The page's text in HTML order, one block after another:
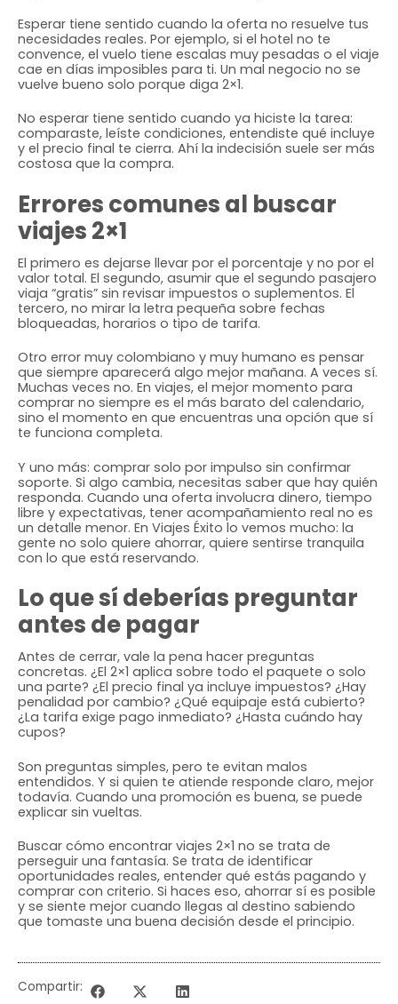
Esperar tiene sentido cuando la oferta no resuelve tus
necesidades reales. Por ejemplo, si el hotel no te
convence, el vuelo tiene escalas muy pesadas o el viaje
cae en días imposibles para ti. Un mal negocio no se
vuelve bueno solo porque diga 2×1.
No esperar tiene sentido cuando ya hiciste la tarea:
comparaste, leíste condiciones, entendiste qué incluye
y el precio final te cierra. Ahí la indecisión suele ser más
costosa que la compra.
Errores comunes al buscar
viajes 2×1
El primero es dejarse llevar por el porcentaje y no por el
valor total. El segundo, asumir que el segundo pasajero
viaja “gratis” sin revisar impuestos o suplementos. El
tercero, no mirar la letra pequeña sobre fechas
bloqueadas, horarios o tipo de tarifa.
Otro error muy colombiano y muy humano es pensar
que siempre aparecerá algo mejor mañana. A veces sí.
Muchas veces no. En viajes, el mejor momento para
comprar no siempre es el más barato del calendario,
sino el momento en que encuentras una opción que sí
te funciona completa.
Y uno más: comprar solo por impulso sin confirmar
soporte. Si algo cambia, necesitas saber que hay quién
responda. Cuando una oferta involucra dinero, tiempo
libre y expectativas, tener acompañamiento real no es
un detalle menor. En Viajes Éxito lo vemos mucho: la
gente no solo quiere ahorrar, quiere sentirse tranquila
con lo que está reservando.
Lo que sí deberías preguntar
antes de pagar
Antes de cerrar, vale la pena hacer preguntas
concretas. ¿El 2×1 aplica sobre todo el paquete o solo
una parte? ¿El precio final ya incluye impuestos? ¿Hay
penalidad por cambio? ¿Qué equipaje está cubierto?
¿La tarifa exige pago inmediato? ¿Hasta cuándo hay
cupos?
Son preguntas simples, pero te evitan malos
entendidos. Y si quien te atiende responde claro, mejor
todavía. Cuando una promoción es buena, se puede
explicar sin vueltas.
Buscar cómo encontrar viajes 2×1 no se trata de
perseguir una fantasía. Se trata de identificar
oportunidades reales, entender qué estás pagando y
comprar con criterio. Si haces eso, ahorrar sí es posible
y se siente mejor cuando llegas al destino sabiendo
que tomaste una buena decisión desde el principio.
Compartir: